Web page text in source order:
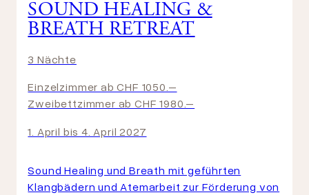
SOUND HEALING &
BREATH RETREAT
3 Nächte
Einzelzimmer ab CHF 1050.–
Zweibettzimmer ab CHF 1980.–
1. April bis 4. April 2027
Sound Healing und Breath mit geführten
Klangbädern und Atemarbeit zur Förderung von